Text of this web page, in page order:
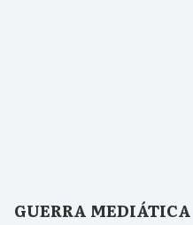
GUERRA MEDIÁTICA